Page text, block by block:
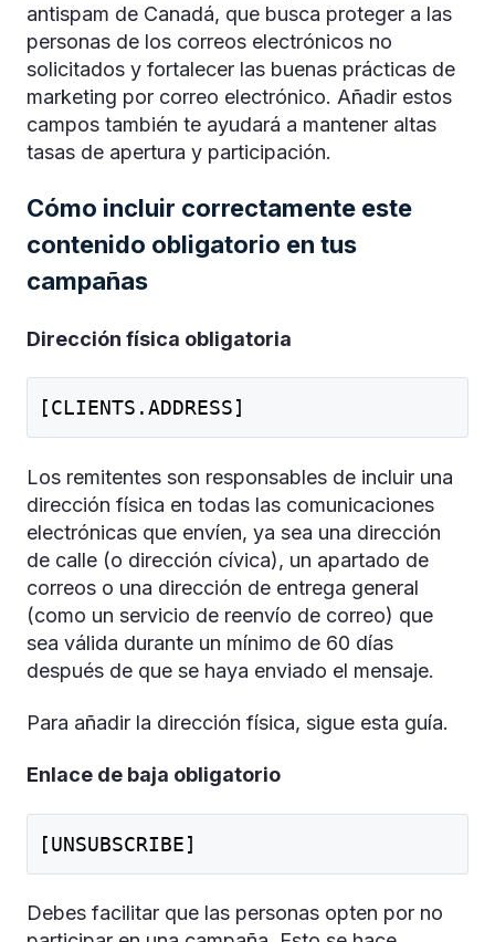
antispam de Canadá, que busca proteger a las
personas de los correos electrónicos no
solicitados y fortalecer las buenas prácticas de
marketing por correo electrónico. Añadir estos
campos también te ayudará a mantener altas
tasas de apertura y participación.
Cómo incluir correctamente este
contenido obligatorio en tus
campañas
Dirección física obligatoria
[CLIENTS.ADDRESS]
Los remitentes son responsables de incluir una
dirección física en todas las comunicaciones
electrónicas que envíen, ya sea una dirección
de calle (o dirección cívica), un apartado de
correos o una dirección de entrega general
(como un servicio de reenvío de correo) que
sea válida durante un mínimo de 60 días
después de que se haya enviado el mensaje.
Para añadir la dirección física, sigue esta guía.
Enlace de baja obligatorio
[UNSUBSCRIBE]
Debes facilitar que las personas opten por no